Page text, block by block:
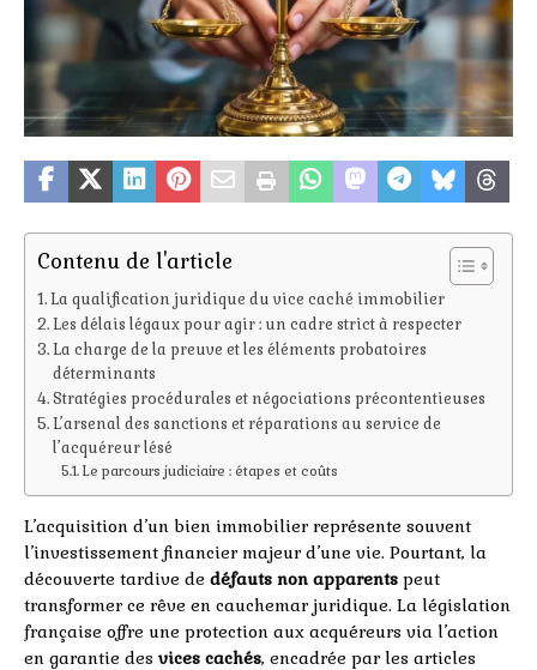
Contenu de l'article
La qualification juridique du vice caché immobilier
Les délais légaux pour agir : un cadre strict à respecter
La charge de la preuve et les éléments probatoires
déterminants
Stratégies procédurales et négociations précontentieuses
L’arsenal des sanctions et réparations au service de
l’acquéreur lésé
Le parcours judiciaire : étapes et coûts
L’acquisition d’un bien immobilier représente souvent
l’investissement financier majeur d’une vie. Pourtant, la
découverte tardive de défauts non apparents peut
transformer ce rêve en cauchemar juridique. La législation
française offre une protection aux acquéreurs via l’action
en garantie des vices cachés, encadrée par les articles